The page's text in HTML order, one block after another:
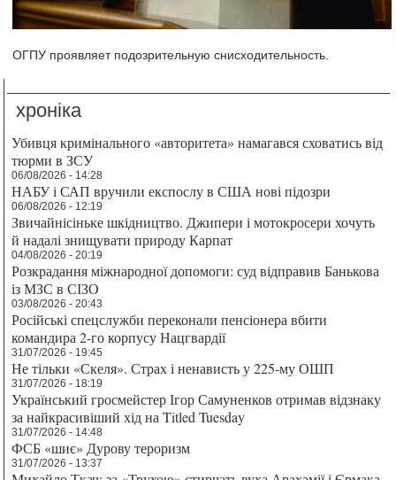
ОГПУ проявляет подозрительную снисходительность.
хроніка
Убивця кримінального «авторитета» намагався сховатись від
тюрми в ЗСУ
06/08/2026 - 14:28
НАБУ і САП вручили експослу в США нові підозри
06/08/2026 - 12:19
Звичайнісіньке шкідництво. Джипери і мотокросери хочуть
й надалі знищувати природу Карпат
04/08/2026 - 20:19
Розкрадання міжнародної допомоги: суд відправив Банькова
із МЗС в СІЗО
03/08/2026 - 20:43
Російські спецслужби переконали пенсіонера вбити
командира 2-го корпусу Нацгвардії
31/07/2026 - 19:45
Не тільки «Скеля». Страх і ненависть у 225-му ОШП
31/07/2026 - 18:19
Український гросмейстер Ігор Самуненков отримав відзнаку
за найкрасивіший хід на Titled Tuesday
31/07/2026 - 14:48
ФСБ «шиє» Дурову тероризм
31/07/2026 - 13:37